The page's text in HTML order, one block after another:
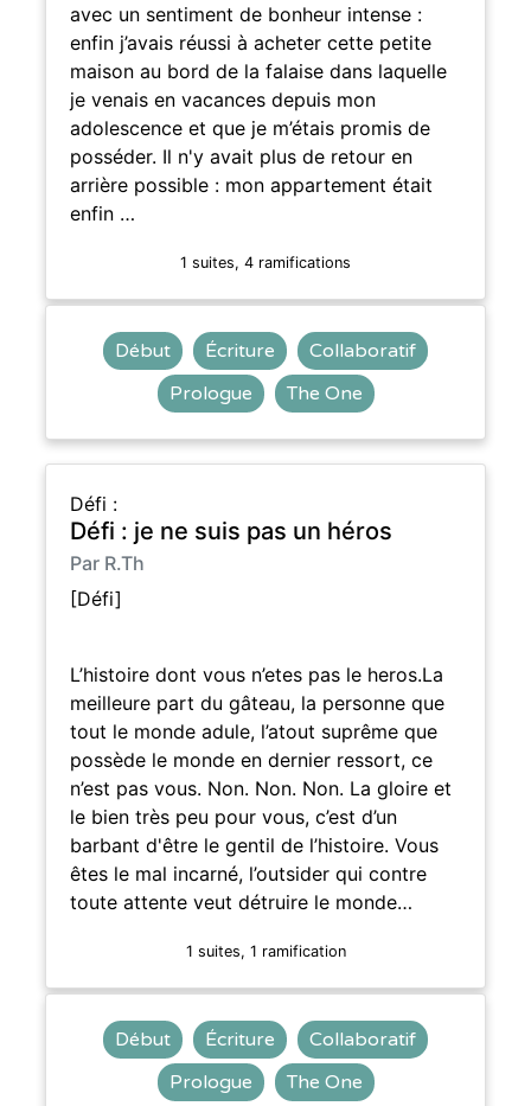
avec un sentiment de bonheur intense :
enfin j’avais réussi à acheter cette petite
maison au bord de la falaise dans laquelle
je venais en vacances depuis mon
adolescence et que je m’étais promis de
posséder. Il n'y avait plus de retour en
arrière possible : mon appartement était
enfin …
1 suites, 4 ramifications
Début Écriture
Collaboratif
Prologue
The One
Défi :
Défi : je ne suis pas un héros
Par R.Th
[Défi]
L’histoire dont vous n’etes pas le heros.La
meilleure part du gâteau, la personne que
tout le monde adule, l’atout suprême que
possède le monde en dernier ressort, ce
n’est pas vous. Non. Non. Non. La gloire et
le bien très peu pour vous, c’est d’un
barbant d'être le gentil de l’histoire. Vous
êtes le mal incarné, l’outsider qui contre
toute attente veut détruire le monde…
1 suites, 1 ramification
Début Écriture
Collaboratif
Prologue
The One